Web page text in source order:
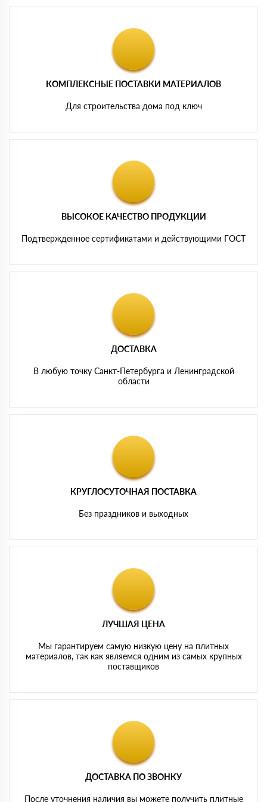
КОМПЛЕКСНЫЕ ПОСТАВКИ МАТЕРИАЛОВ
Для строительства дома под ключ
ВЫСОКОЕ КАЧЕСТВО ПРОДУКЦИИ
Подтвержденное сертификатами и действующими ГОСТ
ДОСТАВКА
В любую точку Санкт-Петербурга и Ленинградской
области
КРУГЛОСУТОЧНАЯ ПОСТАВКА
Без праздников и выходных
ЛУЧШАЯ ЦЕНА
Мы гарантируем самую низкую цену на плитных
материалов, так как являемся одним из самых крупных
поставщиков
ДОСТАВКА ПО ЗВОНКУ
После уточнения наличия вы можете получить плитные